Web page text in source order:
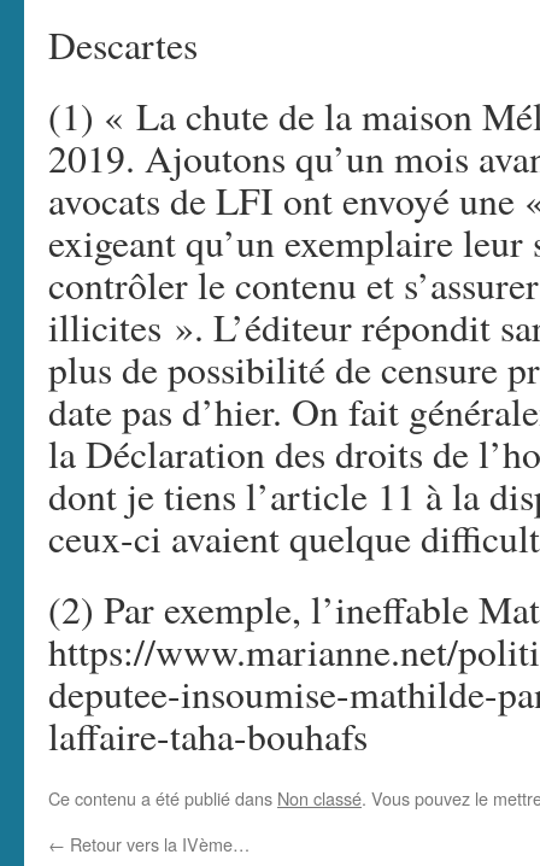
Descartes
(1) « La chute de la maison
2019. Ajoutons qu’un mois
avocats de LFI ont envoyé
exigeant qu’un exemplaire
contrôler le contenu et
illicites ». L’éditeur répondit
plus de possibilité de censure
date pas d’hier. On fait
la Déclaration des droits de
dont je tiens l’article 11 à la
ceux-ci avaient quelque
(2) Par exemple, l’ineffable
https://www.marianne.net/
deputee-insoumise-mathilde-
laffaire-taha-bouhafs
Ce contenu a été publié dans Non classé. Vous pouvez le
← Retour vers la IVème…